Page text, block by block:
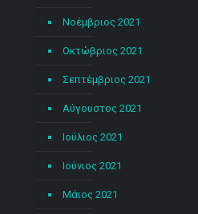
Νοέμβριος 2021
Οκτώβριος 2021
Σεπτέμβριος 2021
Αύγουστος 2021
Ιούλιος 2021
Ιούνιος 2021
Μάιος 2021